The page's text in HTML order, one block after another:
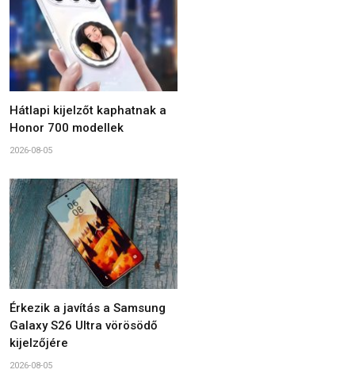
Hátlapi kijelzőt kaphatnak a
Honor 700 modellek
2026-08-05
Érkezik a javítás a Samsung
Galaxy S26 Ultra vörösödő
kijelzőjére
2026-08-05